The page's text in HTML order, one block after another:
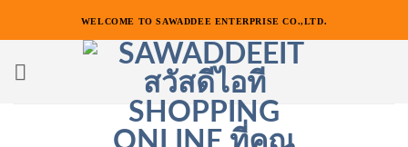
เนื้อหา
WELCOME TO SAWADDEE ENTERPRISE CO.,LTD.